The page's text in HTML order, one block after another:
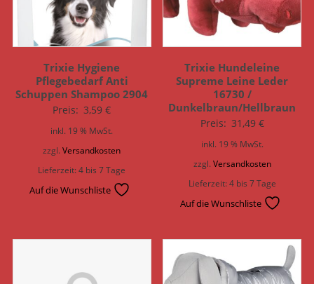
Trixie Hygiene
Pflegebedarf Anti
Schuppen Shampoo 2904
Preis: 3,59€
inkl. 19 % MwSt.
zzgl.Versandkosten
Lieferzeit:4 bis 7 Tage
Auf die Wunschliste
Trixie Hundeleine
Supreme Leine Leder
16730 /
Dunkelbraun/Hellbraun
Preis: 31,49 €
inkl. 19 % MwSt.
zzgl. Versandkosten
Lieferzeit:4 bis 7 Tage
Auf die Wunschliste